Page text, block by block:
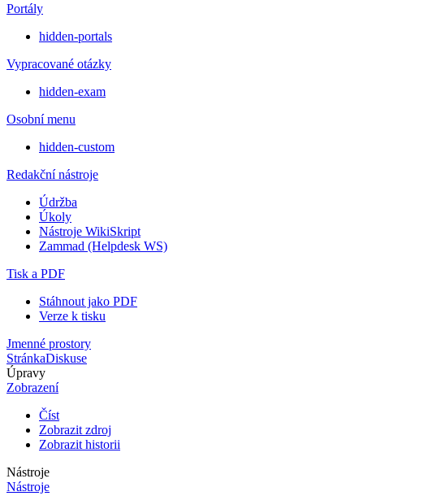
Portály
hidden-portals
Vypracované otázky
hidden-exam
Osobní menu
hidden-custom
Redakční nástroje
Údržba
Úkoly
Nástroje WikiSkript
Zammad (Helpdesk WS)
Tisk a PDF
Stáhnout jako PDF
Verze k tisku
Jmenné prostory
StránkaDiskuse
Úpravy
Zobrazení
Číst
Zobrazit zdroj
Zobrazit historii
Nástroje
Nástroje